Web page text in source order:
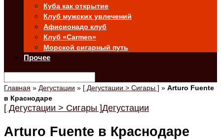
Куба как открытие
Клуб мужских увлечений
Афисионадо клуб
Клуб «Carmen»
Морской сигарный путь
Прочее
Главная » Дегустации » [ Дегустации > Сигары ] » Arturo Fuente
в Краснодаре
[ Дегустации > Сигары ]Дегустации
Arturo Fuente в Краснодаре